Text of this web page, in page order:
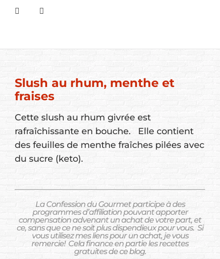
Slush au rhum, menthe et
fraises
Cette slush au rhum givrée est
rafraîchissante en bouche. Elle contient
des feuilles de menthe fraîches pilées avec
du sucre (keto).
La Confession du Gourmet participe à des
programmes d’affiliation pouvant apporter
compensation advenant un achat de votre part, et
ce, sans que ce ne soit plus dispendieux pour vous. Si
vous utilisez mes liens pour un achat, je vous
remercie! Cela finance en partie les recettes
gratuites de ce blog.